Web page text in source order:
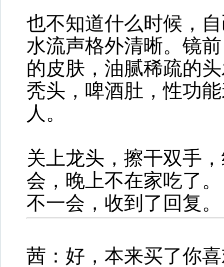
也不知道什么时候，
水流声格外清晰。镜
的皮肤，油腻稀疏的
秃头，啤酒肚，性功
人。
关上龙头，擦干双手
会，晚上不在家吃了。
不一会，收到了回复。
茜：好，本来买了你